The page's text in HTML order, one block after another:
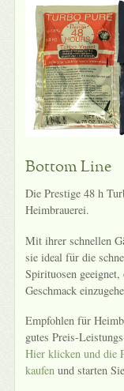
Bottom Line
Die Prestige 48 h
Heimbrauerei.
Mit ihrer schnellen
sie ideal für die
Spirituosen
Geschmack
Empfohlen für
gutes Preis-
Hier klicken und die
kaufen und starten